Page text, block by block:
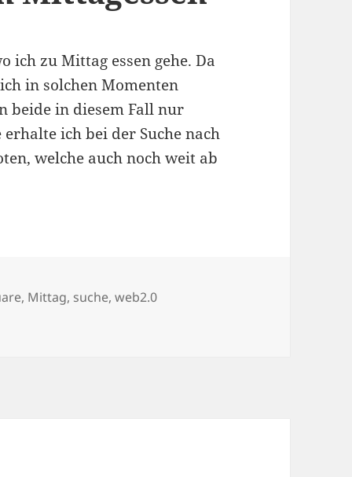
ich zu Mittag essen gehe. Da
in solchen Momenten
beide in diesem Fall nur
ich bei der Suche nach
welche auch noch weit ab
, Mittag, suche,web2.0
dem Mittagessen